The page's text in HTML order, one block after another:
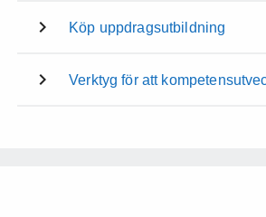
Köp uppdragsutbildning
Verktyg för att